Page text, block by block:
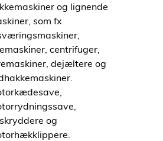
og lignende
som fx
centrifuger,
dejæltere og
og